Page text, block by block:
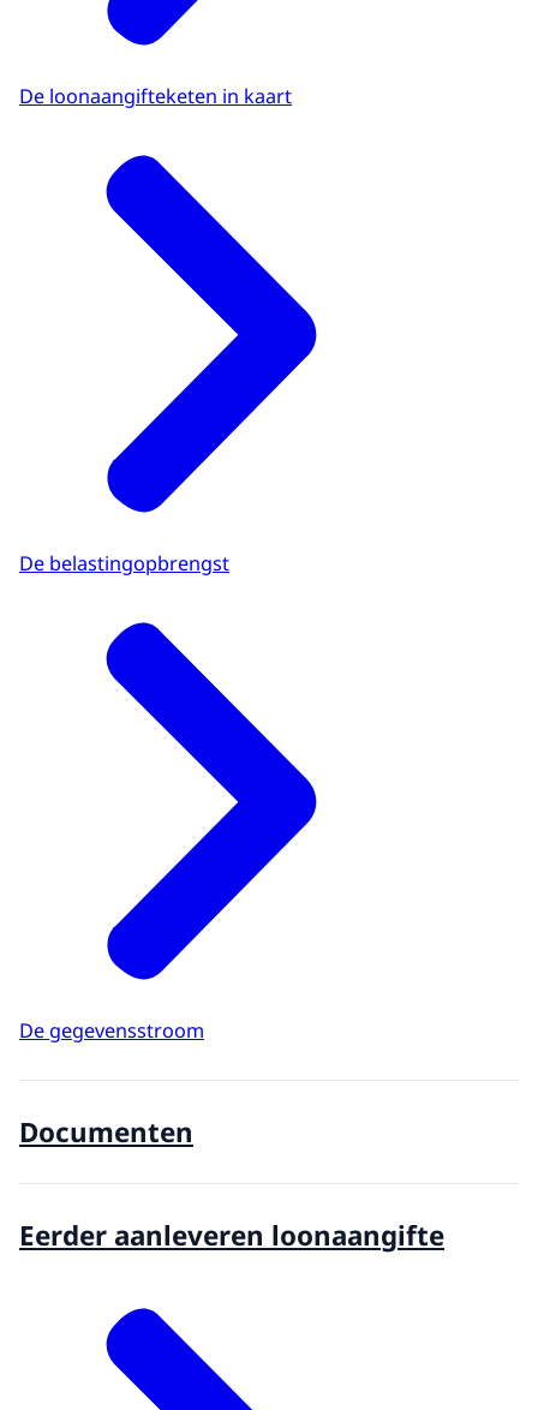
De loonaangifteketen in kaart
De belastingopbrengst
De gegevensstroom
Documenten
Eerder aanleveren loonaangifte